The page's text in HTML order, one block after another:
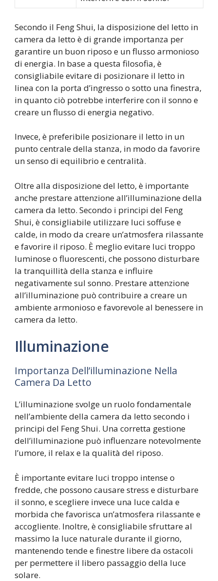
Secondo il Feng Shui, la disposizione del letto in
camera da letto è di grande importanza per
garantire un buon riposo e un flusso armonioso
di energia. In base a questa filosofia, è
consigliabile evitare di posizionare il letto in
linea con la porta d’ingresso o sotto una finestra,
in quanto ciò potrebbe interferire con il sonno e
creare un flusso di energia negativo.
Invece, è preferibile posizionare il letto in un
punto centrale della stanza, in modo da favorire
un senso di equilibrio e centralità.
Oltre alla disposizione del letto, è importante
anche prestare attenzione all’illuminazione della
camera da letto. Secondo i principi del Feng
Shui, è consigliabile utilizzare luci soffuse e
calde, in modo da creare un’atmosfera rilassante
e favorire il riposo. È meglio evitare luci troppo
luminose o fluorescenti, che possono disturbare
la tranquillità della stanza e influire
negativamente sul sonno. Prestare attenzione
all’illuminazione può contribuire a creare un
ambiente armonioso e favorevole al benessere in
camera da letto.
Illuminazione
Importanza Dell’illuminazione Nella
Camera Da Letto
L’illuminazione svolge un ruolo fondamentale
nell’ambiente della camera da letto secondo i
principi del Feng Shui. Una corretta gestione
dell’illuminazione può influenzare notevolmente
l’umore, il relax e la qualità del riposo.
È importante evitare luci troppo intense o
fredde, che possono causare stress e disturbare
il sonno, e scegliere invece una luce calda e
morbida che favorisca un’atmosfera rilassante e
accogliente. Inoltre, è consigliabile sfruttare al
massimo la luce naturale durante il giorno,
mantenendo tende e finestre libere da ostacoli
per permettere il libero passaggio della luce
solare.